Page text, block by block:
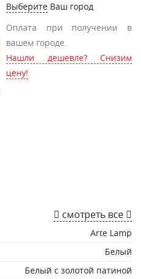
Выберите Ваш город
Оплата при получении в
вашем городе.
Нашли дешевле? Снизим
цену!
смотреть все
Arte Lamp
Белый
Белый с золотой патиной